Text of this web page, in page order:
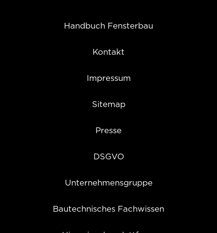
Handbuch Fensterbau
Kontakt
Impressum
Sitemap
Presse
DSGVO
Unternehmensgruppe
Bautechnisches Fachwissen